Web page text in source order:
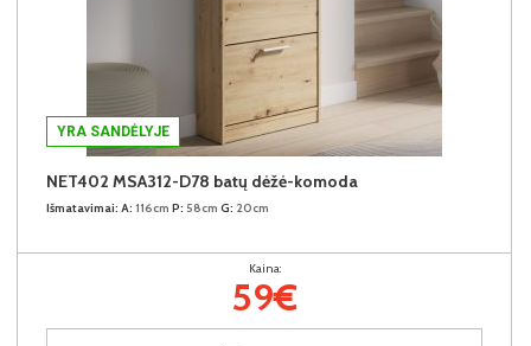
YRA SANDĖLYJE
NET402 MSA312-D78 batų dėžė-komoda
Išmatavimai: A: 116cm P: 58cm G: 20cm
Kaina:
59€